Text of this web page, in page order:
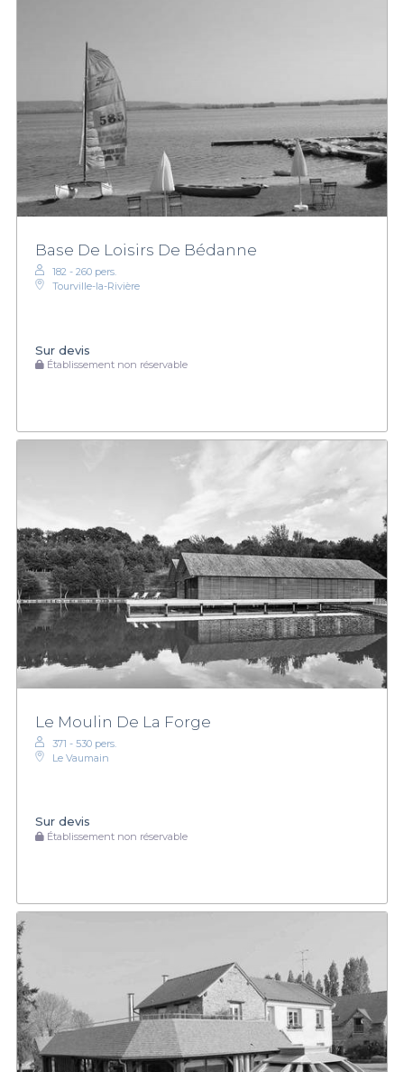
Base De Loisirs De Bédanne
182 - 260 pers.
Tourville-la-Rivière
Sur devis
Établissement non réservable
Le Moulin De La Forge
371 - 530 pers.
Le Vaumain
Sur devis
Établissement non réservable